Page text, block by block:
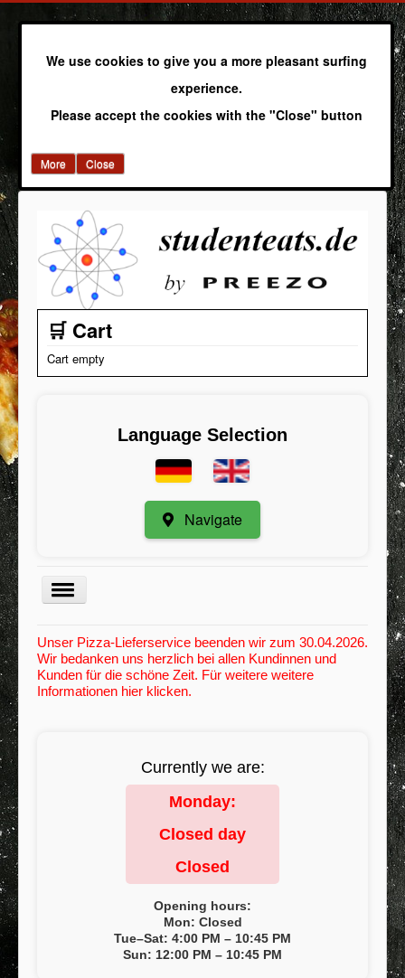
We use cookies to give you a more pleasant surfing
experience.
Please accept the cookies with the "Close" button
More Close
🛒 Cart
Cart empty
Language Selection
Navigate
Menu
Kategorie
Register
Minimum order value
Contact / Suggestions
Ingredients / Allergens
Frequently Asked Questions
Privacy Policy
Unser Pizza-Lieferservice beenden wir zum 30.04.2026.
Wir bedanken uns herzlich bei allen Kundinnen und
Kunden für die schöne Zeit. Für weitere weitere
Informationen hier klicken.
Currently we are:
Monday:
Closed day
Closed
Opening hours:
Mon: Closed
Tue–Sat: 4:00 PM – 10:45 PM
Sun: 12:00 PM – 10:45 PM